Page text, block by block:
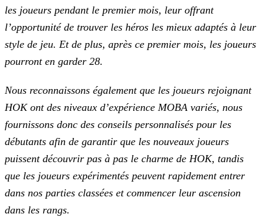
les joueurs pendant le premier mois, leur offrant
l’opportunité de trouver les héros les mieux adaptés à leur
style de jeu. Et de plus, après ce premier mois, les joueurs
pourront en garder 28.
Nous reconnaissons également que les joueurs rejoignant
HOK ont des niveaux d’expérience MOBA variés, nous
fournissons donc des conseils personnalisés pour les
débutants afin de garantir que les nouveaux joueurs
puissent découvrir pas à pas le charme de HOK, tandis
que les joueurs expérimentés peuvent rapidement entrer
dans nos parties classées et commencer leur ascension
dans les rangs.